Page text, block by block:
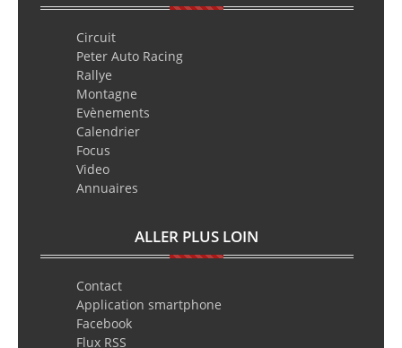
Circuit
Peter Auto Racing
Rallye
Montagne
Evènements
Calendrier
Focus
Video
Annuaires
ALLER PLUS LOIN
Contact
Application smartphone
Facebook
Flux RSS